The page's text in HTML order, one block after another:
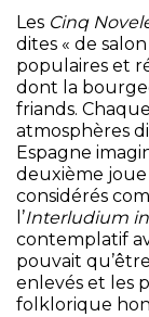
Les Cinq
dites « de
populaires et
dont la
friands.
atmosphères
Espagne
deuxième
considérés
l’Interludium
contemplatif
pouvait
enlevés et les
folklorique